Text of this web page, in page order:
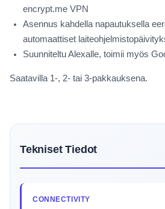
encrypt.me VPN
Asennus kahdella napautuksella
automaattiset
Suunniteltu Alexalle, toimii myös
Saatavilla 1-, 2- tai 3-pakkauksena.
Tekniset Tiedot
CONNECTIVITY